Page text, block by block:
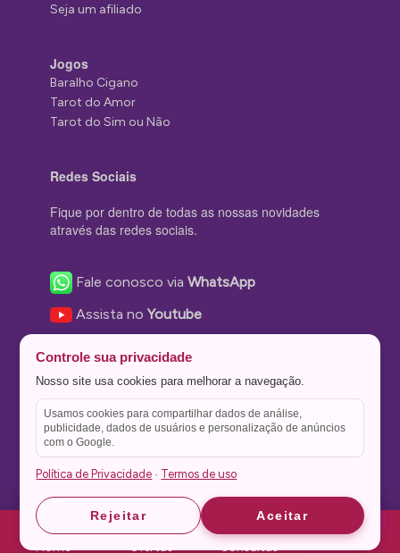
Home Ofertas Consultas
Seja um afiliado
Jogos
Baralho Cigano
Tarot do Amor
Tarot do Sim ou Não
Redes Sociais
Fique por dentro de todas as nossas novidades
através das redes sociais.
Fale conosco viaWhatsApp
Assista noYoutube
Nos siga no Instagram
Nos siga noTwitter
Salve no
Theme Stone Blog Powered byWordPress
Controle sua privacidade
Nosso site usa cookies para melhorar a navegação.
Usamos cookies para compartilhar dados de análise,
publicidade, dados de usuários e personalização de anúncios
com o Google.
Política de Privacidade · Termos de uso
Rejeitar Aceitar